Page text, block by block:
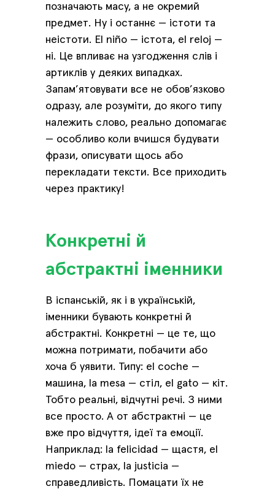
В іспанській, як і в українській,
іменники бувають конкретні й
абстрактні. Конкретні — це те, що
можна потримати, побачити або
хоча б уявити. Типу: el coche —
машина, la mesa — стіл, el gato — кіт.
Тобто реальні, відчутні речі. З ними
все просто. А от абстрактні — це
вже про відчуття, ідеї та емоції.
Наприклад: la felicidad — щастя, el
miedo — страх, la justicia —
справедливість. Помацати їх не
Конкретні й
абстрактні іменники
позначають масу, а не окремий
предмет. Ну і останнє — істоти та
неістоти. El niño — істота, el reloj —
ні. Це впливає на узгодження слів і
артиклів у деяких випадках.
Запам’ятовувати все не обов’язково
одразу, але розуміти, до якого типу
належить слово, реально допомагає
— особливо коли вчишся будувати
фрази, описувати щось або
перекладати тексти. Все приходить
через практику!